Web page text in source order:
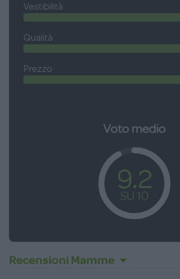
Vestibilità
Qualità
Prezzo
Voto medio
9.2
SU 10
Recensioni Mamme